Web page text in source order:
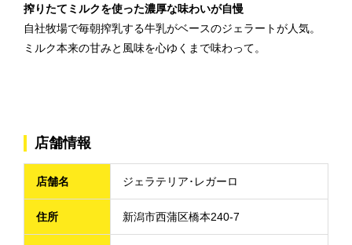
搾りたてミルクを使った濃厚な味わいが自慢
自社牧場で毎朝搾乳する牛乳がベースのジェラートが人気。
ミルク本来の甘みと風味を心ゆくまで味わって。
店舗情報
店舗名 ジェラテリア･レガーロ
住所 新潟市西蒲区橋本240-7